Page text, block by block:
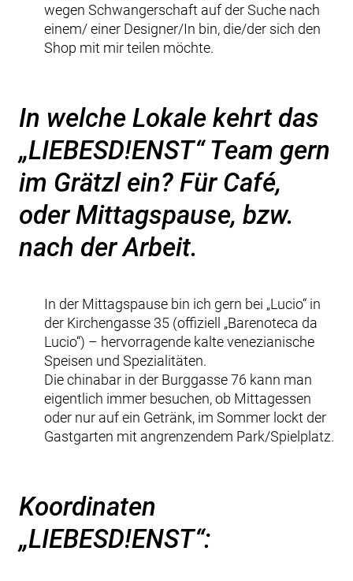
wegen Schwangerschaft auf der Suche nach
einem/ einer Designer/In bin, die/der sich den
Shop mit mir teilen möchte.
In welche Lokale kehrt das
„LIEBESD!ENST“ Team gern
im Grätzl ein? Für Café,
oder Mittagspause, bzw.
nach der Arbeit.
In der Mittagspause bin ich gern bei „Lucio“ in
der Kirchengasse 35 (offiziell „Barenoteca da
Lucio“) – hervorragende kalte venezianische
Speisen und Spezialitäten.
Die chinabar in der Burggasse 76 kann man
eigentlich immer besuchen, ob Mittagessen
oder nur auf ein Getränk, im Sommer lockt der
Gastgarten mit angrenzendem Park/Spielplatz.
Koordinaten
„LIEBESD!ENST“: